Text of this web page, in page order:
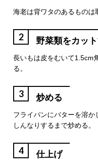
海老は背ワタのあるものは
2 野菜類をカッ
長いもは皮をむいて1.5cm
る。
3 炒める
フライパンにバターを溶
しんなりするまで炒める。
4 仕上げ